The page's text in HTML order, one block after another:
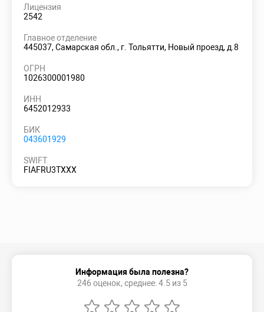
Лицензия
2542
Главное отделение
445037, Самарская обл., г. Тольятти, Новый проезд, д.8
ОГРН
1026300001980
ИНН
6452012933
БИК
043601929
SWIFT
FIAFRU3TXXX
Информация была полезна?
246 оценок, среднее: 4.5 из 5